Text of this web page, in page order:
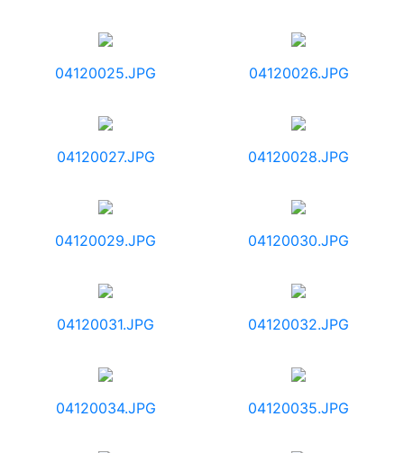
04120025.JPG 04120026.JPG
04120027.JPG 04120028.JPG
04120029.JPG 04120030.JPG
04120031.JPG 04120032.JPG
04120034.JPG 04120035.JPG